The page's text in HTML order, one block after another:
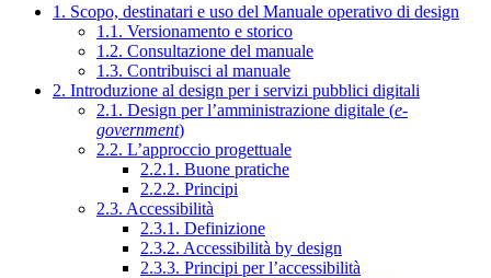
1. Scopo, destinatari e uso del Manuale operativo di design
1.1. Versionamento e storico
1.2. Consultazione del manuale
1.3. Contribuisci al manuale
2. Introduzione al design per i servizi pubblici digitali
2.1. Design per l’amministrazione digitale (e-
government)
2.2. L’approccio progettuale
2.2.1. Buone pratiche
2.2.2. Principi
2.3. Accessibilità
2.3.1. Definizione
2.3.2. Accessibilità by design
2.3.3. Principi per l’accessibilità